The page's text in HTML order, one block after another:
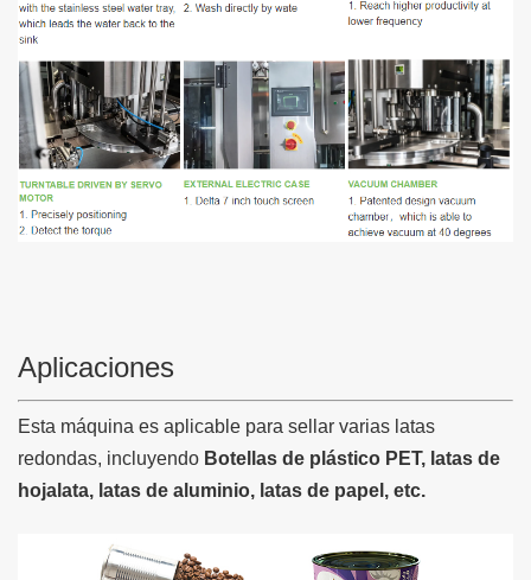
Aplicaciones
Esta máquina es aplicable para sellar varias latas
redondas, incluyendo Botellas de plástico PET, latas de
hojalata, latas de aluminio, latas de papel, etc.